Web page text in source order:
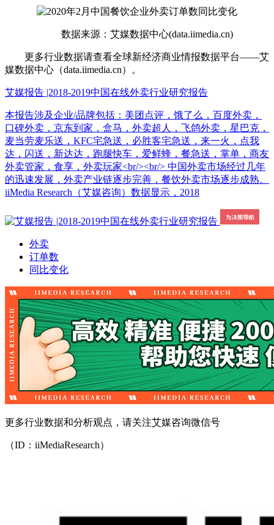
数据来源：艾媒数据中心(data.iimedia.cn)
更多行业数据请查看全球新经济商业情报数据平台——艾
媒数据中心（data.iimedia.cn）。
艾媒报告 |2018-2019中国在线外卖行业研究报告
本报告涉及企业/品牌包括：美团点评，饿了么，百度外卖，
口碑外卖，京东到家，盒马，外卖超人，飞鸽外卖，星巴克，
麦当劳麦乐送，KFC宅急送，必胜客宅急送，来一火，点我
达，闪送，新达达，跑腿快车，爱鲜蜂，餐急送，掌单，商友
外卖管家，食享，外卖玩家<br/><br/> 中国外卖市场经过几年
的迅速发展，外卖产业链逐步完善，餐饮外卖市场逐步成熟。
iiMedia Research（艾媒咨询）数据显示，2018
外卖
订单数
同比变化
更多行业数据和分析观点，请关注艾媒咨询微信号
（ID：iiMediaResearch）